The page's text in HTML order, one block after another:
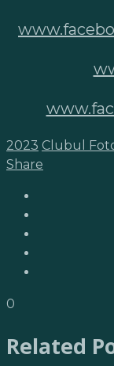
2023 Clubul
Share
0
Related